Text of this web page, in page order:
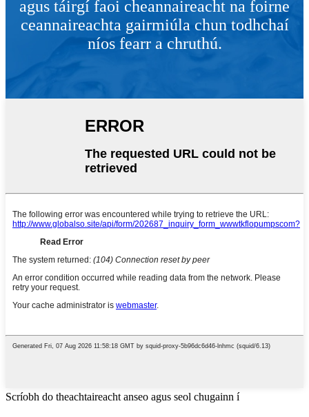
agus táirgí faoi cheannaireacht na foirne
ceannaireachta gairmiúla chun todhchaí
níos fearr a chruthú.
Scríobh do theachtaireacht anseo agus seol chugainn í